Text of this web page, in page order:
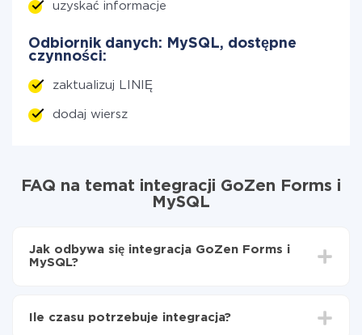
uzyskać informacje
Odbiornik danych: MySQL, dostępne
czynności:
zaktualizuj LINIĘ
dodaj wiersz
FAQ na temat integracji GoZen Forms i
MySQL
Jak odbywa się integracja GoZen Forms i
MySQL?
MySQL
Ile czasu potrzebuje integracja?